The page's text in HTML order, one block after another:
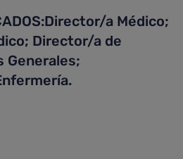
a Médico;
Director/a de
Generales;